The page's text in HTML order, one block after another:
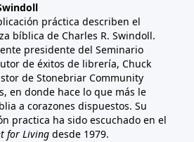
práctica describen el
bíblica de Charles R. Swindoll.
presidente del Seminario
de éxitos de librería, Chuck
de Stonebriar Community
en donde hace lo que más le
a corazones dispuestos. Su
practica ha sido escuchado en el
for Living desde 1979.